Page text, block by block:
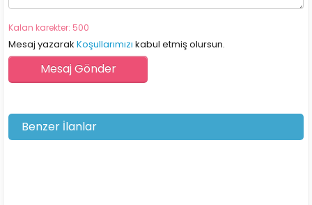
Kalan karekter: 500
Mesaj yazarakKoşullarımızı kabul etmiş olursun.
Benzer İlanlar